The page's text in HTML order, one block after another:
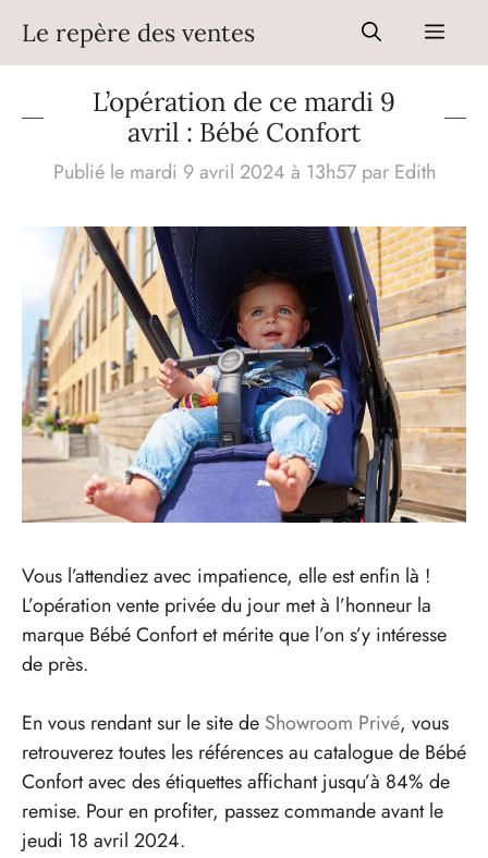
contenu
Le repère des ventes Menu
L’opération de ce mardi 9
avril : Bébé Confort
Publié le mardi 9 avril 2024 à 13h57 par Edith
Vous l’attendiez avec impatience, elle est enfin là !
L’opération vente privée du jour met à l’honneur la
marque Bébé Confort et mérite que l’on s’y intéresse
de près.
En vous rendant sur le site de Showroom Privé, vous
retrouverez toutes les références au catalogue de Bébé
Confort avec des étiquettes affichant jusqu’à 84% de
remise. Pour en profiter, passez commande avant le
jeudi 18 avril 2024.